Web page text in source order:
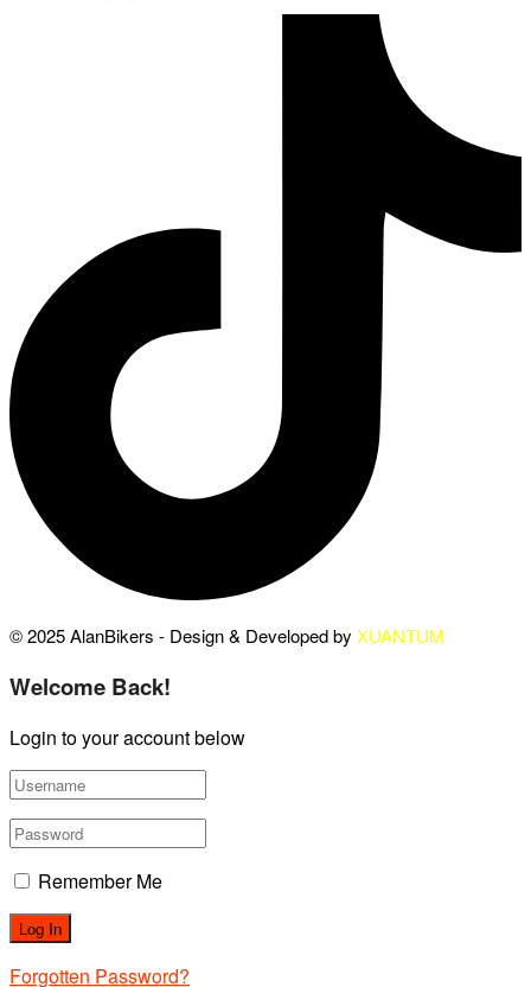
© 2025 AlanBikers - Design & Developed by XUANTUM
Welcome Back!
Login to your account below
Remember Me
Forgotten Password?